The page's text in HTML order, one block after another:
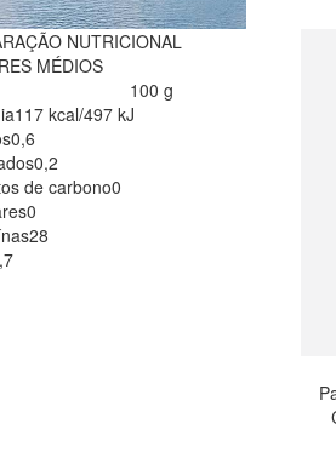
NUTRICIONAL
MÉDIOS
100 g
117 kcal/497 kJ
0,6
0,2
de carbono0
0
28